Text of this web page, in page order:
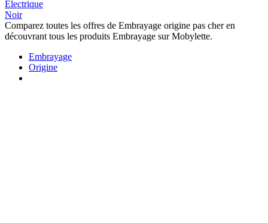
Electrique
Noir
Comparez toutes les offres de Embrayage origine pas cher en
découvrant tous les produits Embrayage sur Mobylette.
Embrayage
Origine